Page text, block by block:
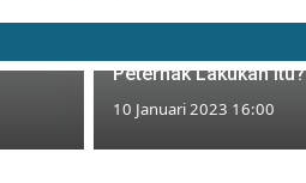
Peternak Lakukan Itu?
10 Januari 2023 16:00